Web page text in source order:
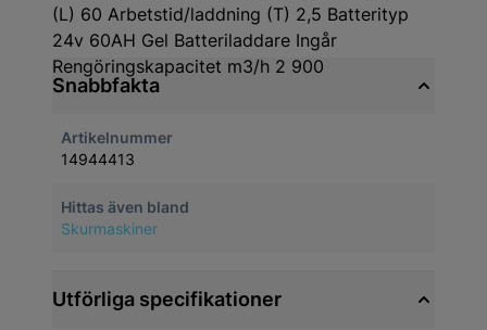
(L) 60 Arbetstid/laddning (T) 2,5 Batterityp
24v 60AH Gel Batteriladdare Ingår
Rengöringskapacitet m3/h 2 900
Snabbfakta
Artikelnummer
14944413
Hittas även bland
Skurmaskiner
Utförliga specifikationer